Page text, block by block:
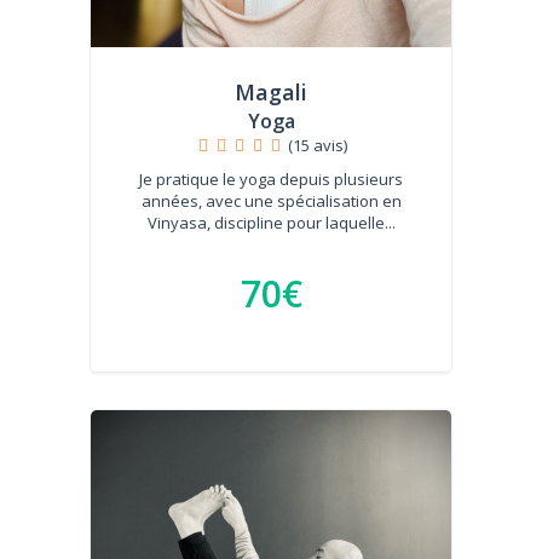
Magali
Yoga
(15 avis)
Je pratique le yoga depuis plusieurs
années, avec une spécialisation en
Vinyasa, discipline pour laquelle...
70€